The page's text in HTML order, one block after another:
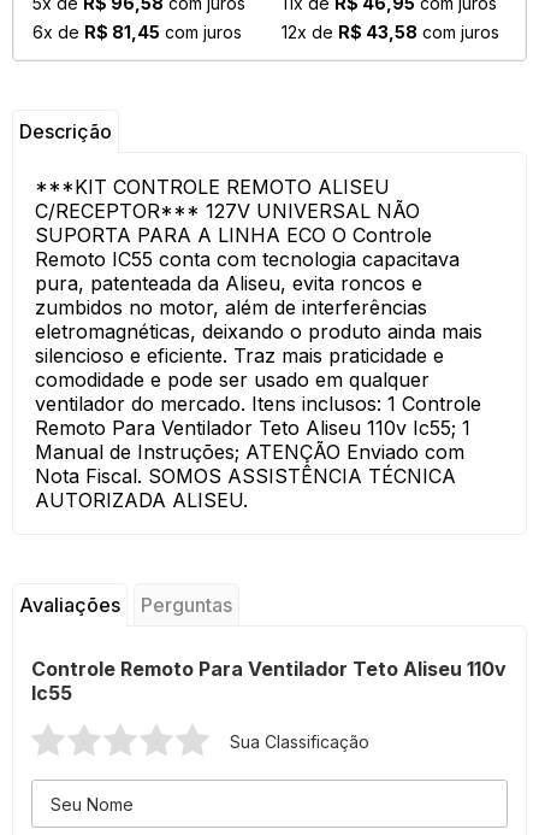
6x de R$ 81,45 com juros
12x de R$ 43,58 com juros
Descrição
***KIT CONTROLE REMOTO ALISEU
C/RECEPTOR*** 127V UNIVERSAL NÃO
SUPORTA PARA A LINHA ECO O Controle
Remoto IC55 conta com tecnologia capacitava
pura, patenteada da Aliseu, evita roncos e
zumbidos no motor, além de interferências
eletromagnéticas, deixando o produto ainda mais
silencioso e eficiente. Traz mais praticidade e
comodidade e pode ser usado em qualquer
ventilador do mercado. Itens inclusos: 1 Controle
Remoto Para Ventilador Teto Aliseu 110v Ic55; 1
Manual de Instruções; ATENÇÃO Enviado com
Nota Fiscal. SOMOS ASSISTÊNCIA TÉCNICA
AUTORIZADA ALISEU.
Avaliações Perguntas
Controle Remoto Para Ventilador Teto Aliseu 110v
Ic55
Sua Classificação